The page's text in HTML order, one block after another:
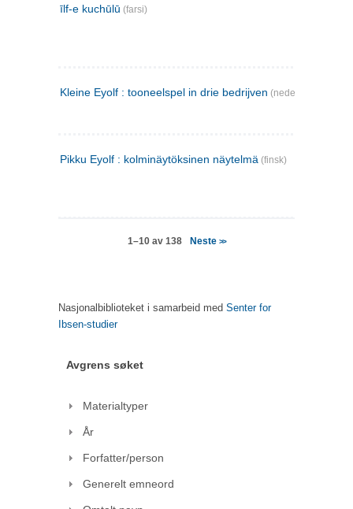
īlf-e kuchūlū (farsi)
Kleine Eyolf : tooneelspel in drie bedrijven (nederlandsk)
Pikku Eyolf : kolminäytöksinen näytelmä (finsk)
1–10 av 138 Neste >>
Nasjonalbiblioteket i samarbeid med Senter for
Ibsen-studier
Avgrens søket
Materialtyper
År
Forfatter/person
Generelt emneord